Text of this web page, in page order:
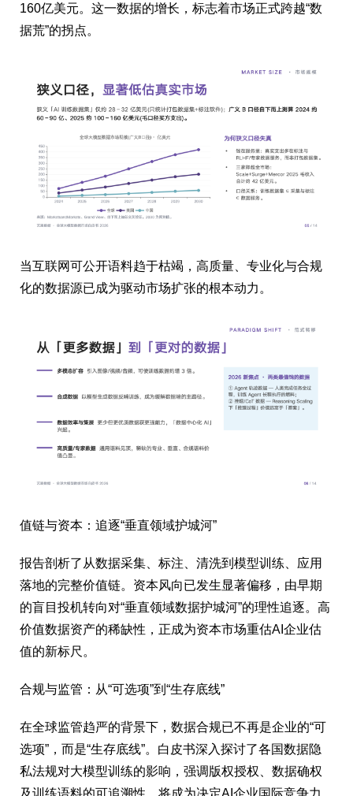
160亿美元。这一数据的增长，标志着市场正式跨越“数
据荒”的拐点。
当互联网可公开语料趋于枯竭，高质量、专业化与合规
化的数据源已成为驱动市场扩张的根本动力。
值链与资本：追逐“垂直领域护城河”
报告剖析了从数据采集、标注、清洗到模型训练、应用
落地的完整价值链。资本风向已发生显著偏移，由早期
的盲目投机转向对“垂直领域数据护城河”的理性追逐。高
价值数据资产的稀缺性，正成为资本市场重估AI企业估
值的新标尺。
合规与监管：从“可选项”到“生存底线”
在全球监管趋严的背景下，数据合规已不再是企业的“可
选项”，而是“生存底线”。白皮书深入探讨了各国数据隐
私法规对大模型训练的影响，强调版权授权、数据确权